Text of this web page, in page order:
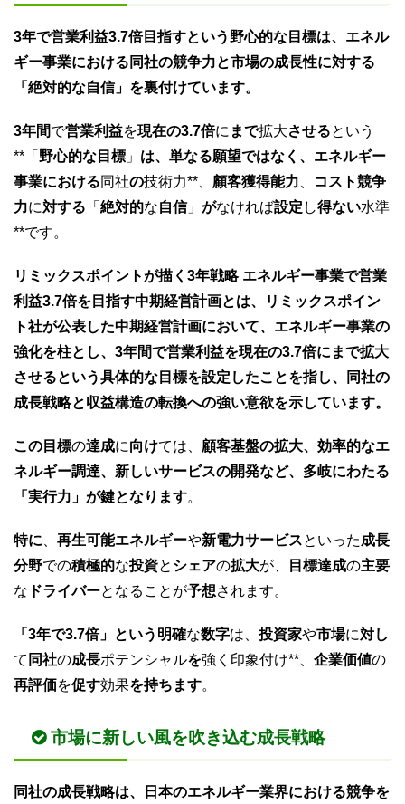
3年で営業利益3.7倍目指すという野心的な目標は、エネル
ギー事業における同社の競争力と市場の成長性に対する
「絶対的な自信」を裏付けています。
3年間で営業利益を現在の3.7倍に まで拡大させるという
**「 野心的な目標 」 は、単なる願望ではなく、エネルギー
事業における同社の技術力**、 顧客獲得能力
コスト競争
力に対する 「 絶対的な自信 」 がなければ設定 し得ない水準
**です。
リミックスポイントが描く3年戦略 エネルギー事業で営業
利益3.7倍を目指す中期経営計画とは、リミックスポイン
ト社が公表した中期経営計画において、エネルギー事業の
強化を柱とし、3年間で営業利益を現在の3.7倍にまで拡大
させるという具体的な目標を設定したことを指し、同社の
成長戦略と収益構造の転換への強い意欲を示しています。
この目標の達成に向けては、 顧客基盤の拡大、効率的なエ
ネルギー調達、新しいサービスの開発など、多岐にわたる
「実行力」が鍵となります。
特に 再生可能エネルギーや新電力サービスといった成長
分野での積極的な投資と シェアの拡大が、 目標達成の主要
な ドライバーとなることが予想されます。
「3年で3.7倍」という明確な数字は、 投資家や市場に対し
て 同社の成長ポテンシャルを強く印象付け**、 企業価値の
再評価を促す効果を持ちます。
市場に新しい風を吹き込む成長戦略
同社の成長戦略は、日本のエネルギー業界における競争を